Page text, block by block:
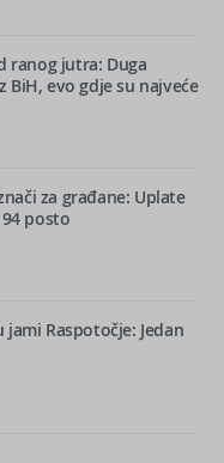
ranog jutra: Duga
BiH, evo gdje su najveće
za građane: Uplate
posto
Raspotočje: Jedan